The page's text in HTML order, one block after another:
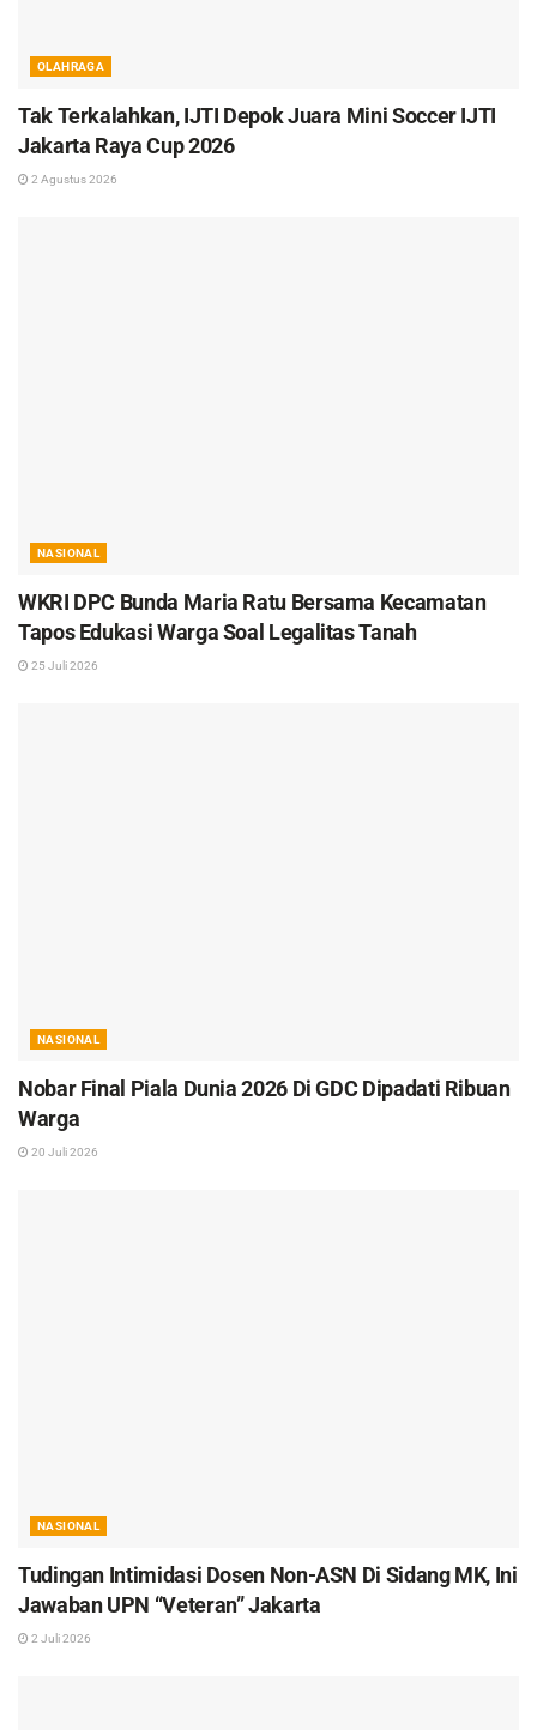
OLAHRAGA
Tak Terkalahkan, IJTI Depok Juara Mini Soccer IJTI
Jakarta Raya Cup 2026
2 Agustus 2026
NASIONAL
WKRI DPC Bunda Maria Ratu Bersama Kecamatan
Tapos Edukasi Warga Soal Legalitas Tanah
25 Juli 2026
NASIONAL
Nobar Final Piala Dunia 2026 Di GDC Dipadati Ribuan
Warga
20 Juli 2026
NASIONAL
Tudingan Intimidasi Dosen Non-ASN Di Sidang MK, Ini
Jawaban UPN “Veteran” Jakarta
2 Juli 2026